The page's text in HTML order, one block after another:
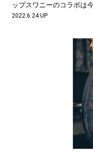
ップスワニーのコラボは
2022.6.24 UP